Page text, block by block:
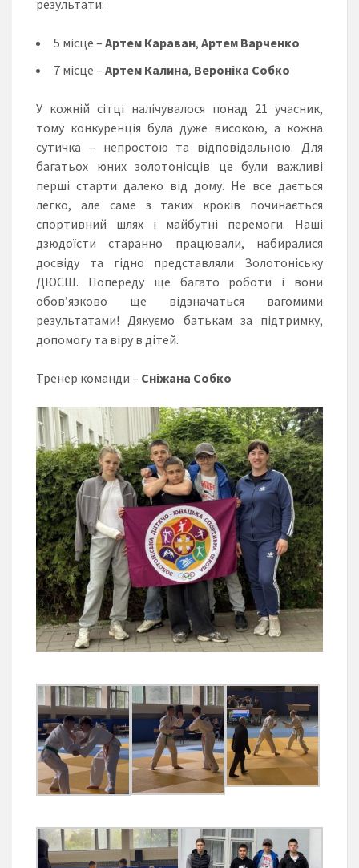
результати:
5 місце – Артем Караван, Артем Варченко
7 місце – Артем Калина, Вероніка Собко
У кожній сітці налічувалося понад 21 учасник,
тому конкуренція була дуже високою, а кожна
сутичка – непростою та відповідальною. Для
багатьох юних золотонісців це були важливі
перші старти далеко від дому. Не все дається
легко, але саме з таких кроків починається
спортивний шлях і майбутні перемоги. Наші
дзюдоїсти старанно працювали, набиралися
досвіду та гідно представляли Золотоніську
ДЮСШ. Попереду ще багато роботи і вони
обов’язково ще відзначаться вагомими
результатами! Дякуємо батькам за підтримку,
допомогу та віру в дітей.
Тренер команди – Сніжана Собко